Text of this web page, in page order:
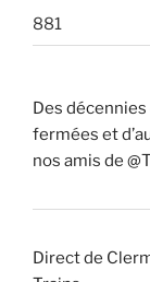
881
Des
fermées et
nos amis de
Direct de